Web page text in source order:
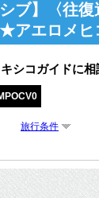
シブ】〈往
アエロメヒ
コガイドに相
旅行条件